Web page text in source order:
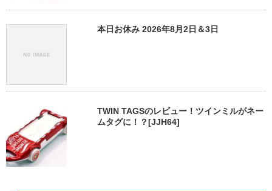
本日お休み 2026年8月2日＆3日
TWIN TAGSのレビュー！ツインミルがネー
ムタグに！？[JJH64]